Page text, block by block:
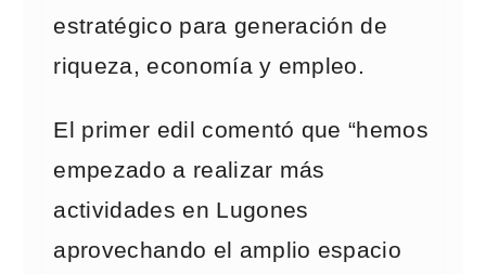
estratégico para generación de
riqueza, economía y empleo.
El primer edil comentó que “hemos
empezado a realizar más
actividades en Lugones
aprovechando el amplio espacio